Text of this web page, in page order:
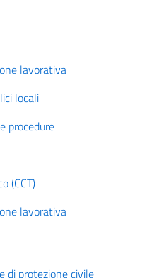
lavorativa
locali
procedure
(CCT)
lavorativa
di protezione civile